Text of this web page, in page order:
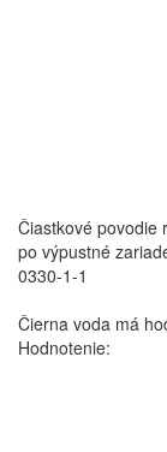
Čiastkové povodie
po výpustné
0330-1-1
Čierna voda má
Hodnotenie: